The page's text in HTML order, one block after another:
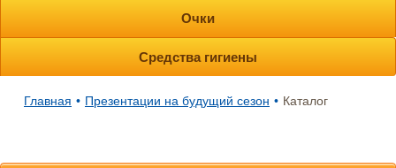
Очки
Средства гигиены
Главная • Презентации на будущий сезон • Каталог